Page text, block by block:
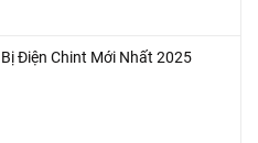
Điện Chint Mới Nhất 2025